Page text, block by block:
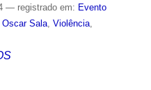
— registrado em: Evento
Oscar Sala, Violência,